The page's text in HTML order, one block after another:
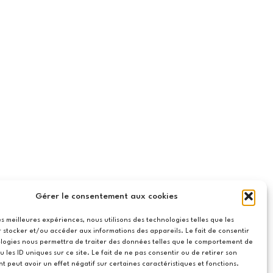
Gérer le consentement aux cookies
meilleures expériences, nous utilisons des technologies telles que les
stocker et/ou accéder aux informations des appareils. Le fait de consentir
nous permettra de traiter des données telles que le comportement de
les ID uniques sur ce site. Le fait de ne pas consentir ou de retirer son
peut avoir un effet négatif sur certaines caractéristiques et fonctions.